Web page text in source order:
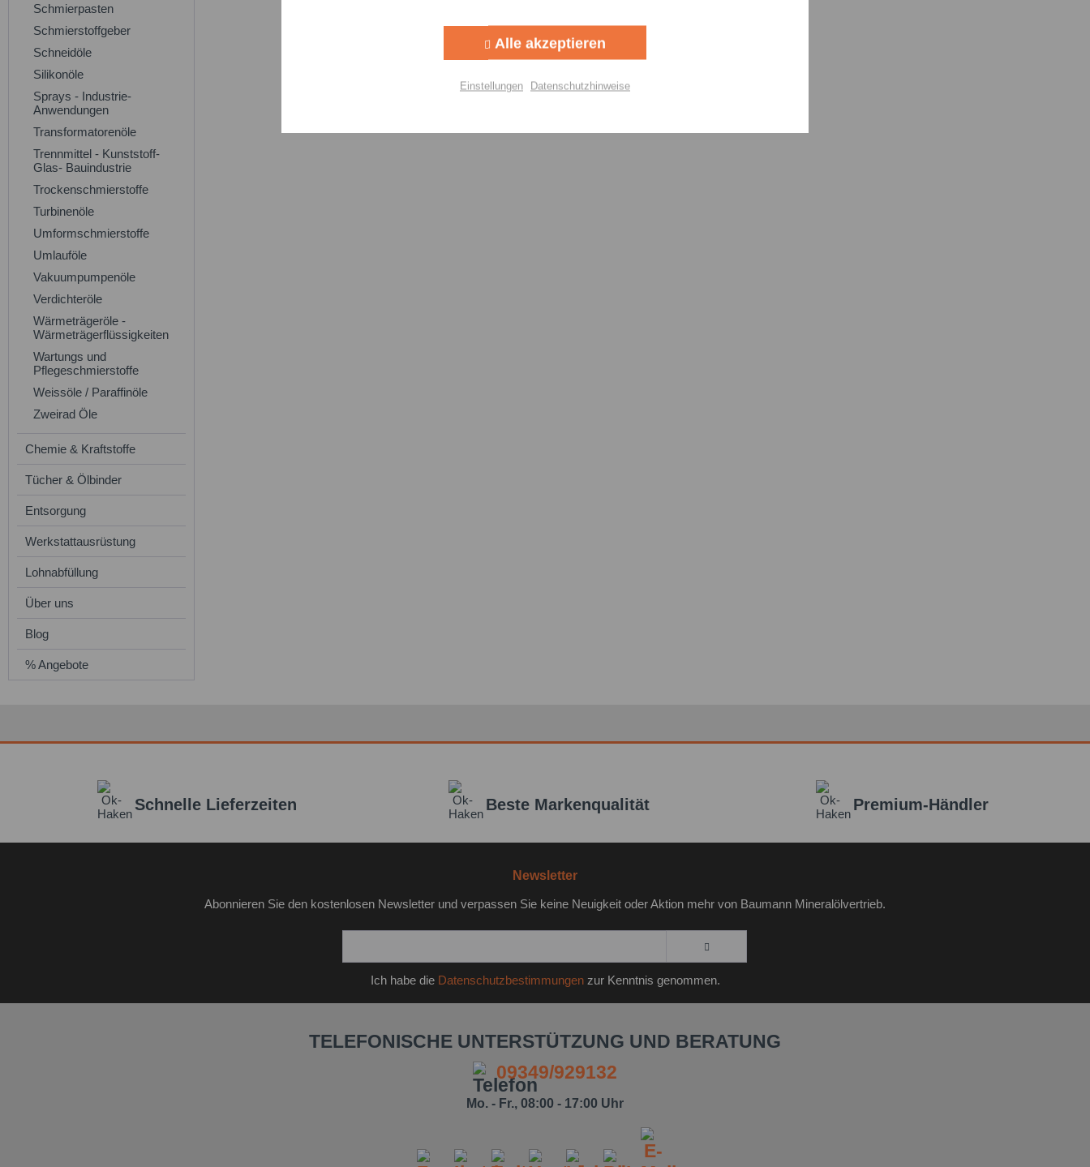
Schmierpasten
Schmierstoffgeber
Schneidöle
Silikonöle
Sprays - Industrie-
Anwendungen
Transformatorenöle
Trennmittel - Kunststoff-
Glas- Bauindustrie
Trockenschmierstoffe
Turbinenöle
Umformschmierstoffe
Umlauföle
Vakuumpumpenöle
Verdichteröle
Wärmeträgeröle -
Wärmeträgerflüssigkeiten
Wartungs und
Pflegeschmierstoffe
Weissöle / Paraffinöle
Zweirad Öle
Chemie & Kraftstoffe
Tücher & Ölbinder
Entsorgung
Werkstattausrüstung
Lohnabfüllung
Über uns
Blog
% Angebote
Schnelle Lieferzeiten Beste Markenqualität Premium-Händler
Newsletter
Abonnieren Sie den kostenlosen Newsletter und verpassen Sie keine Neuigkeit oder Aktion mehr von Baumann Mineralölvertrieb.
Ich habe die Datenschutzbestimmungenzur Kenntnis genommen.
TELEFONISCHE UNTERSTÜTZUNG UND BERATUNG
09349/929132
Mo. - Fr., 08:00 - 17:00 Uhr
Alle akzeptieren
Einstellungen Datenschutzhinweise